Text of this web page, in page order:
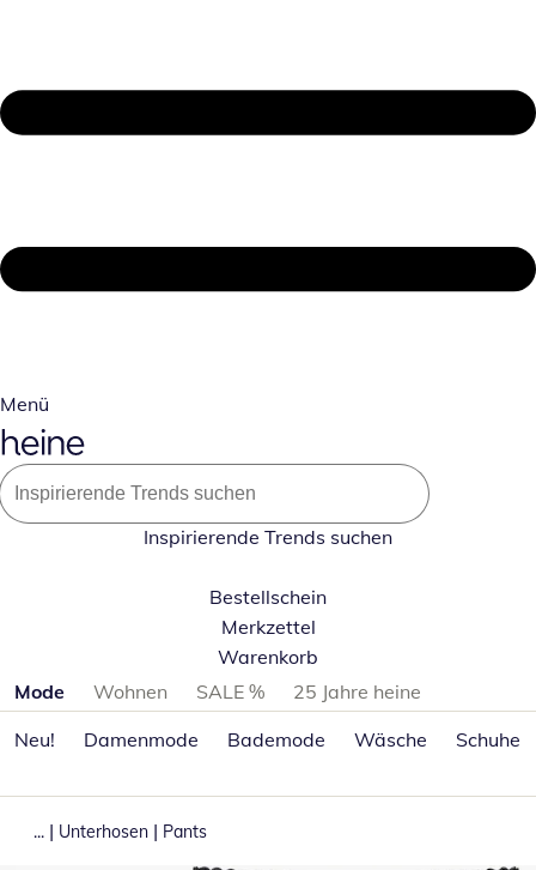
Menü
Inspirierende Trends suchen
Bestellschein
Merkzettel
Warenkorb
Produktkategorien überspringen
Mode Wohnen SALE %
25 Jahre heine
Neu!
Damenmode Bademode Wäsche Schuhe
... | Unterhosen | Pants